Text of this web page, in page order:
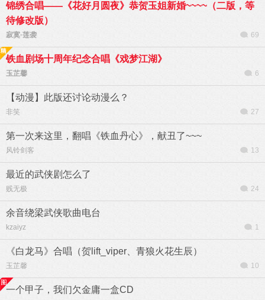
锦绣合唱——《花好月圆夜》恭贺玉姐新婚~~~~（二版，等
待修改版）
寂寞·莲袭 69
铁血剧场十周年纪念合唱《戏梦江湖》
玉芷馨 6
【动漫】此版还讨论动漫么？
非笑 27
第一次来这里，翻唱《铁血丹心》，献丑了~~~
风铃剑客 13
最近的武侠剧怎么了
贱无极 24
余音绕梁武侠歌曲电台
kzaiyz 1
《白龙马》合唱（贺lift_viper、青狼火花生辰）
玉芷馨 10
一个甲子，我们欠金庸一盒CD